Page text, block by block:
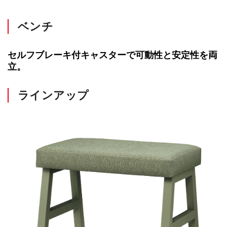
ベンチ
セルフブレーキ付キャスターで可動性と安定性を両
立。
ラインアップ